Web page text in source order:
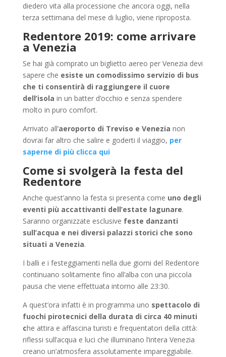
diedero vita alla processione che ancora oggi, nella
terza settimana del mese di luglio, viene riproposta.
Redentore 2019: come arrivare
a Venezia
Se hai già comprato un biglietto aereo per Venezia devi
sapere che esiste un comodissimo servizio di bus
che ti consentirà di raggiungere il cuore
dell’isola in un batter d’occhio e senza spendere
molto in puro comfort.
Arrivato all’aeroporto di Treviso e Venezia non
dovrai far altro che salire e goderti il viaggio, per
saperne di più clicca qui
Come si svolgerà la festa del
Redentore
Anche quest’anno la festa si presenta come uno degli
eventi più accattivanti dell’estate lagunare.
Saranno organizzate esclusive feste danzanti
sull’acqua e nei diversi palazzi storici che sono
situati a Venezia.
I balli e i festeggiamenti nella due giorni del Redentore
continuano solitamente fino all’alba con una piccola
pausa che viene effettuata intorno alle 23:30.
A quest’ora infatti è in programma uno spettacolo di
fuochi pirotecnici della durata di circa 40 minuti
che attira e affascina turisti e frequentatori della città:
riflessi sull’acqua e luci che illuminano l’intera Venezia
creano un’atmosfera assolutamente impareggiabile.